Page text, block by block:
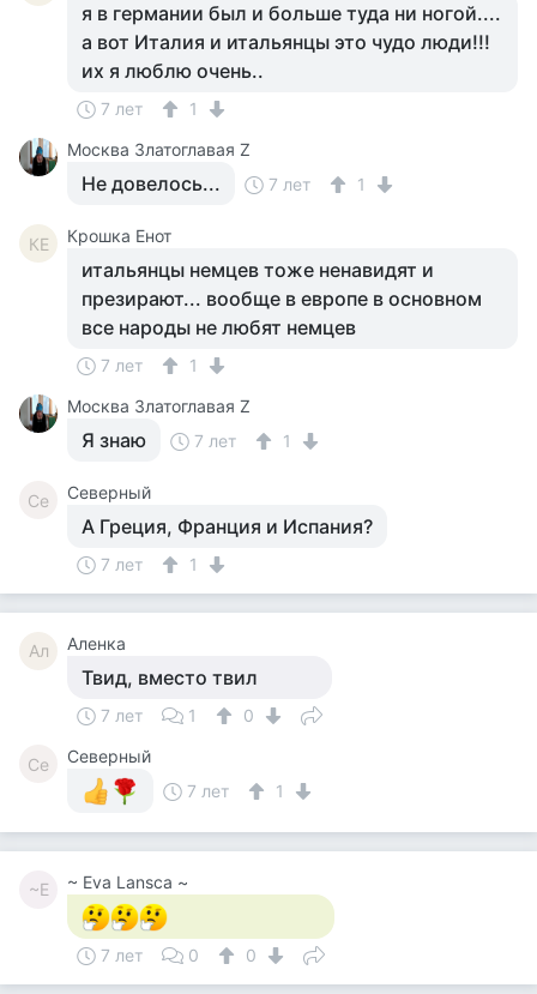
я в германии был и больше туда ни ногой....
а вот Италия и итальянцы это чудо люди!!!
их я люблю очень..
7 лет
1
Москва Златоглавая Z
Не довелось... 7 лет 1
КЕ Крошка Енот
итальянцы немцев тоже ненавидят и
презирают... вообще в европе в основном
все народы не любят немцев
7 лет
1
Москва Златоглавая Z
Я знаю 7 лет 1
Се Северный
А Греция, Франция и Испания?
7 лет 1
Ал Аленка
Твид, вместо твил
7 лет 1 0
Се
Северный
7 лет
1
~E ~ Eva Lansca ~
7 лет 0 0